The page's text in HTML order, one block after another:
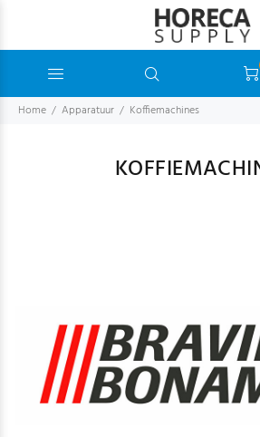
Home Apparatuur Koffiemachines